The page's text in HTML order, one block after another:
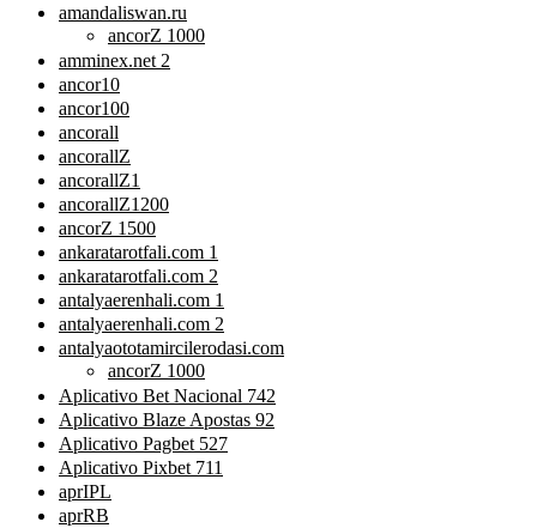
amandaliswan.ru
ancorZ 1000
amminex.net 2
ancor10
ancor100
ancorall
ancorallZ
ancorallZ1
ancorallZ1200
ancorZ 1500
ankaratarotfali.com 1
ankaratarotfali.com 2
antalyaerenhali.com 1
antalyaerenhali.com 2
antalyaototamircilerodasi.com
ancorZ 1000
Aplicativo Bet Nacional 742
Aplicativo Blaze Apostas 92
Aplicativo Pagbet 527
Aplicativo Pixbet 711
aprIPL
aprRB